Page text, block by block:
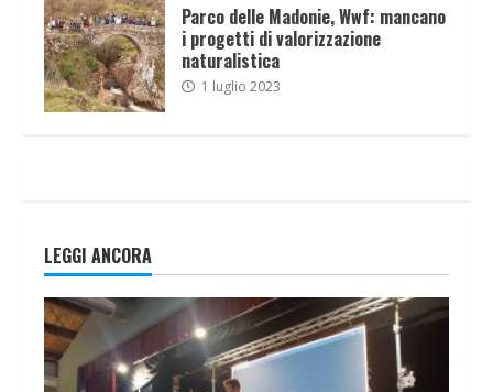
Parco delle Madonie, Wwf: mancano
i progetti di valorizzazione
naturalistica
1 luglio 2023
LEGGI ANCORA